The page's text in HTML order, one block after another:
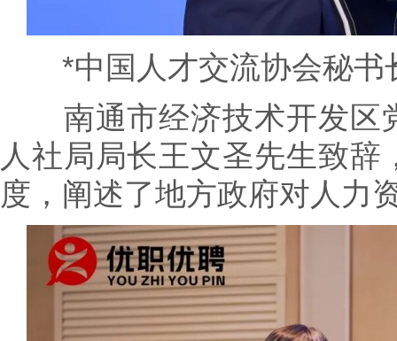
*中国人才交流协会秘书
南通市经济技术开发区
人社局局长王文圣先生致
度，阐述了地方政府对人力